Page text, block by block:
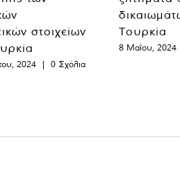
στοιχείων
2024 | 0 Σχόλια
Τουρκία
8 Μαΐου, 2024